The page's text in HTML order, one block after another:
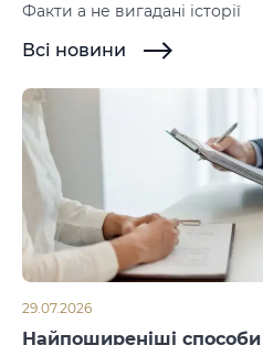
Факти а не вигадані історії
Всі новини
29.07.2026
Найпоширеніші